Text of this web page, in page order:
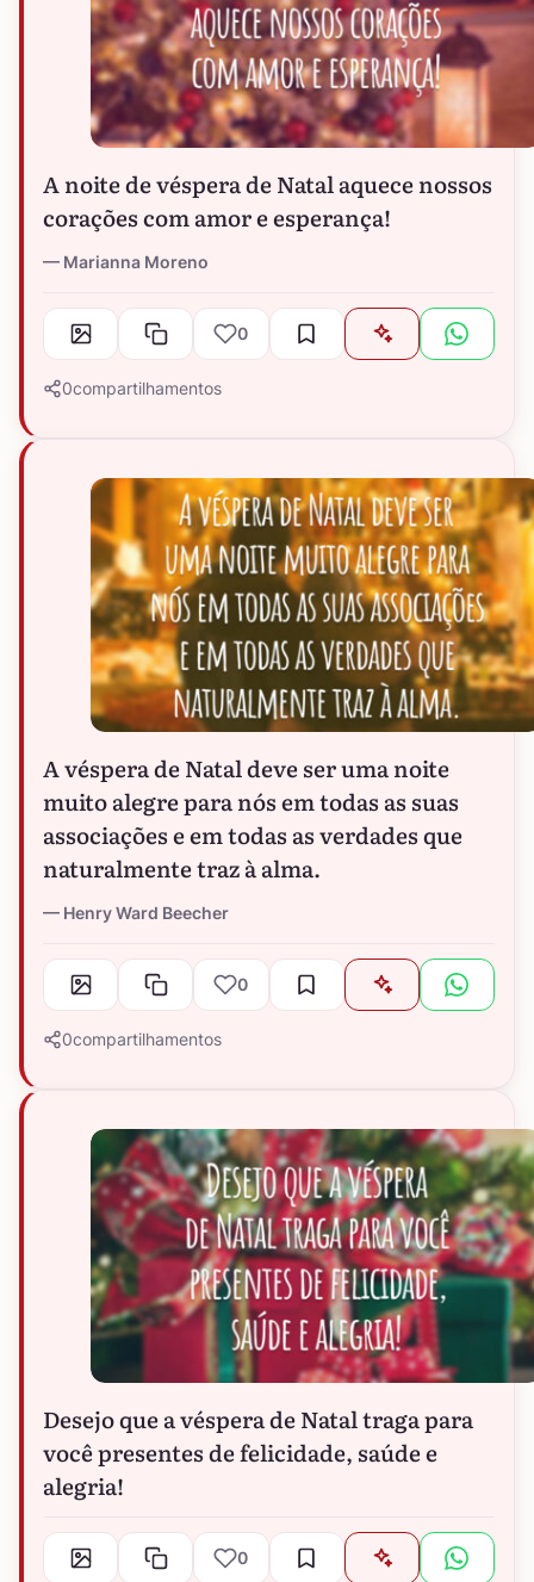
A noite de véspera de Natal aquece nossos
corações com amor e esperança!
Marianna Moreno
0
0compartilhamentos
A véspera de Natal deve ser uma noite
muito alegre para nós em todas as suas
associações e em todas as verdades que
naturalmente traz à alma.
Henry Ward Beecher
0
0compartilhamentos
Desejo que a véspera de Natal traga para
você presentes de felicidade, saúde e
alegria!
0